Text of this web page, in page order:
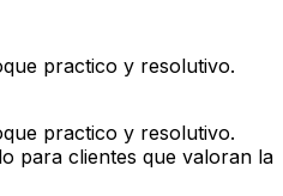
practico y resolutivo.
practico y resolutivo.
para clientes que valoran la